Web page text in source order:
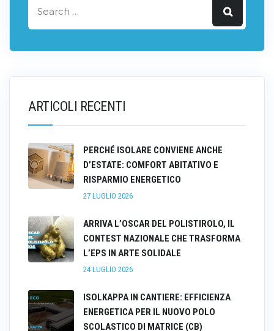
ARTICOLI RECENTI
PERCHÉ ISOLARE CONVIENE ANCHE
D’ESTATE: COMFORT ABITATIVO E
RISPARMIO ENERGETICO
27 LUGLIO 2026
ARRIVA L’OSCAR DEL POLISTIROLO, IL
CONTEST NAZIONALE CHE TRASFORMA
L’EPS IN ARTE SOLIDALE
24 LUGLIO 2026
ISOLKAPPA IN CANTIERE: EFFICIENZA
ENERGETICA PER IL NUOVO POLO
SCOLASTICO DI MATRICE (CB)